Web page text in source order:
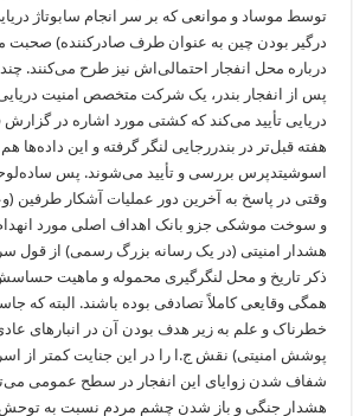
توسط موساد و موانعی که بر سر انجام سابوتاژ
درگیر بودن چین به عنوان طرف صادرکننده) صحبت
درباره محل انفجار احتمالی‌اش نیز طرح می‌کنند. چند
پس از انفجار بندر، یک شرکت متخصص امنیت
دریایی تأیید می‌کند که کشتی مورد اشاره در گزارش
هفته قبل‌تر در بندررجایی لنگر گرفته و این داده‌ها
اسوشیتدپرس بررسی و تأیید می‌شوند. پس
و سوخت موشکی جزو بانک اهداف اصلی مورد انهدام
هشدار امنیتی (در یک رسانه بزرگ رسمی) از قول
ذکر تاریخ و محل لنگرگیری محموله و ماهیت
همگی وقایعی کاملاً تصادفی بوده باشند. البته که
خطرناک و علم به زیر هدف بودن آن در انبارهای عادی
پوشش امنیتی) نقش ج.ا را در این جنایت کمتر از
شفاف شدن زوایای این انفجار در سطح عمومی
هشدار جنگی و باز شدن چشم مردم نسبت به توحش